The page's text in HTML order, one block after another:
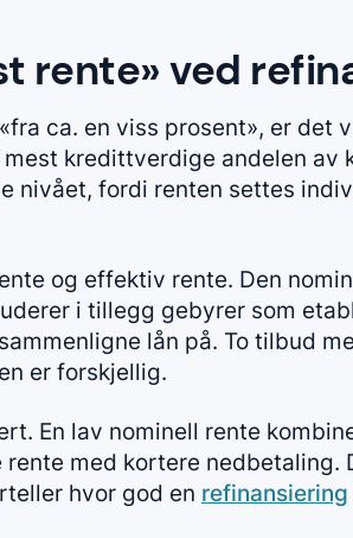
rente» ved
«fra ca. en viss prosent», er det
kredittverdige andelen av
nivået, fordi renten settes
og effektiv rente. Den
i tillegg gebyrer som
lån på. To tilbud
er forskjellig.
En lav nominell rente
med kortere nedbetaling.
hvor god en refinansiering